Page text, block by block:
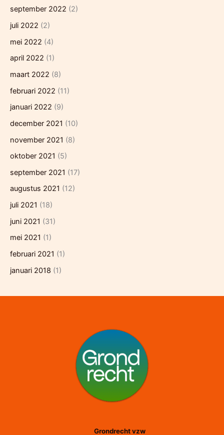
september 2022 (2)
juli 2022 (2)
mei 2022 (4)
april 2022 (1)
maart 2022 (8)
februari 2022 (11)
januari 2022 (9)
december 2021 (10)
november 2021 (8)
oktober 2021 (5)
september 2021 (17)
augustus 2021 (12)
juli 2021 (18)
juni 2021 (31)
mei 2021 (1)
februari 2021 (1)
januari 2018 (1)
Grondrecht vzw